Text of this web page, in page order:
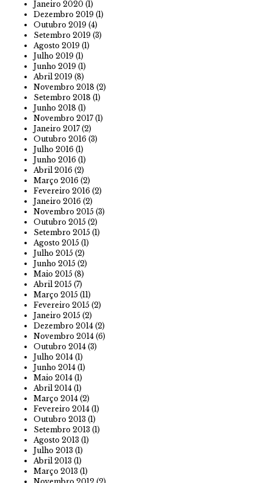
Janeiro 2020 (1)
Dezembro 2019 (1)
Outubro 2019 (4)
Setembro 2019 (3)
Agosto 2019 (1)
Julho 2019 (1)
Junho 2019 (1)
Abril 2019 (8)
Novembro 2018 (2)
Setembro 2018 (1)
Junho 2018 (1)
Novembro 2017 (1)
Janeiro 2017 (2)
Outubro 2016 (3)
Julho 2016 (1)
Junho 2016 (1)
Abril 2016 (2)
Março 2016 (2)
Fevereiro 2016 (2)
Janeiro 2016 (2)
Novembro 2015 (3)
Outubro 2015 (2)
Setembro 2015 (1)
Agosto 2015 (1)
Julho 2015 (2)
Junho 2015 (2)
Maio 2015 (8)
Abril 2015 (7)
Março 2015 (11)
Fevereiro 2015 (2)
Janeiro 2015 (2)
Dezembro 2014 (2)
Novembro 2014 (6)
Outubro 2014 (3)
Julho 2014 (1)
Junho 2014 (1)
Maio 2014 (1)
Abril 2014 (1)
Março 2014 (2)
Fevereiro 2014 (1)
Outubro 2013 (1)
Setembro 2013 (1)
Agosto 2013 (1)
Julho 2013 (1)
Abril 2013 (1)
Março 2013 (1)